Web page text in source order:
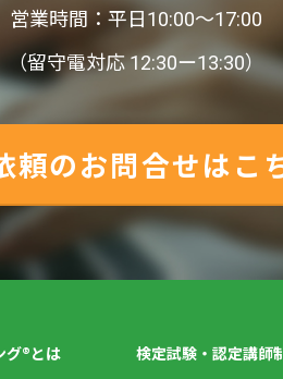
営業時間：平日10:00〜17:00
（留守電対応 12:30ー13:30）
頼のお問合せはこ
グ®とは
検定試験・認定講師